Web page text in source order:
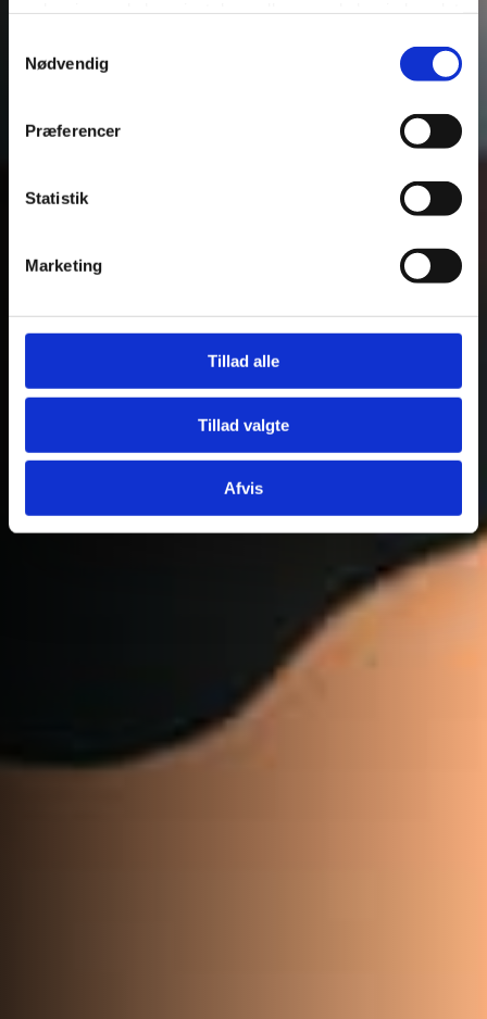
Nødvendig
Præferencer
Statistik
Marketing
Tillad alle
Tillad valgte
Afvis